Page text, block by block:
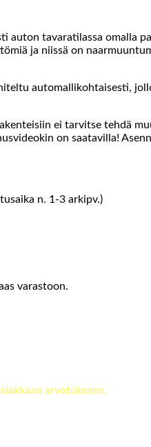
auton tavaratilassa omalla
ja niissä on
automallikohtaisesti,
ei tarvitse tehdä
on saatavilla!
n. 1-3 arkipv.)
varastoon.
arvotukseen.